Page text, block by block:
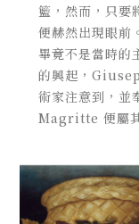
籃，然而，只要
便赫然出現眼前
畢竟不是當時的
的興起，
術家注意到，並
Magritte 便屬